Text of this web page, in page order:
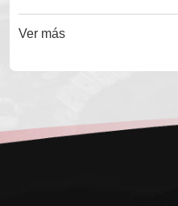
Ver más